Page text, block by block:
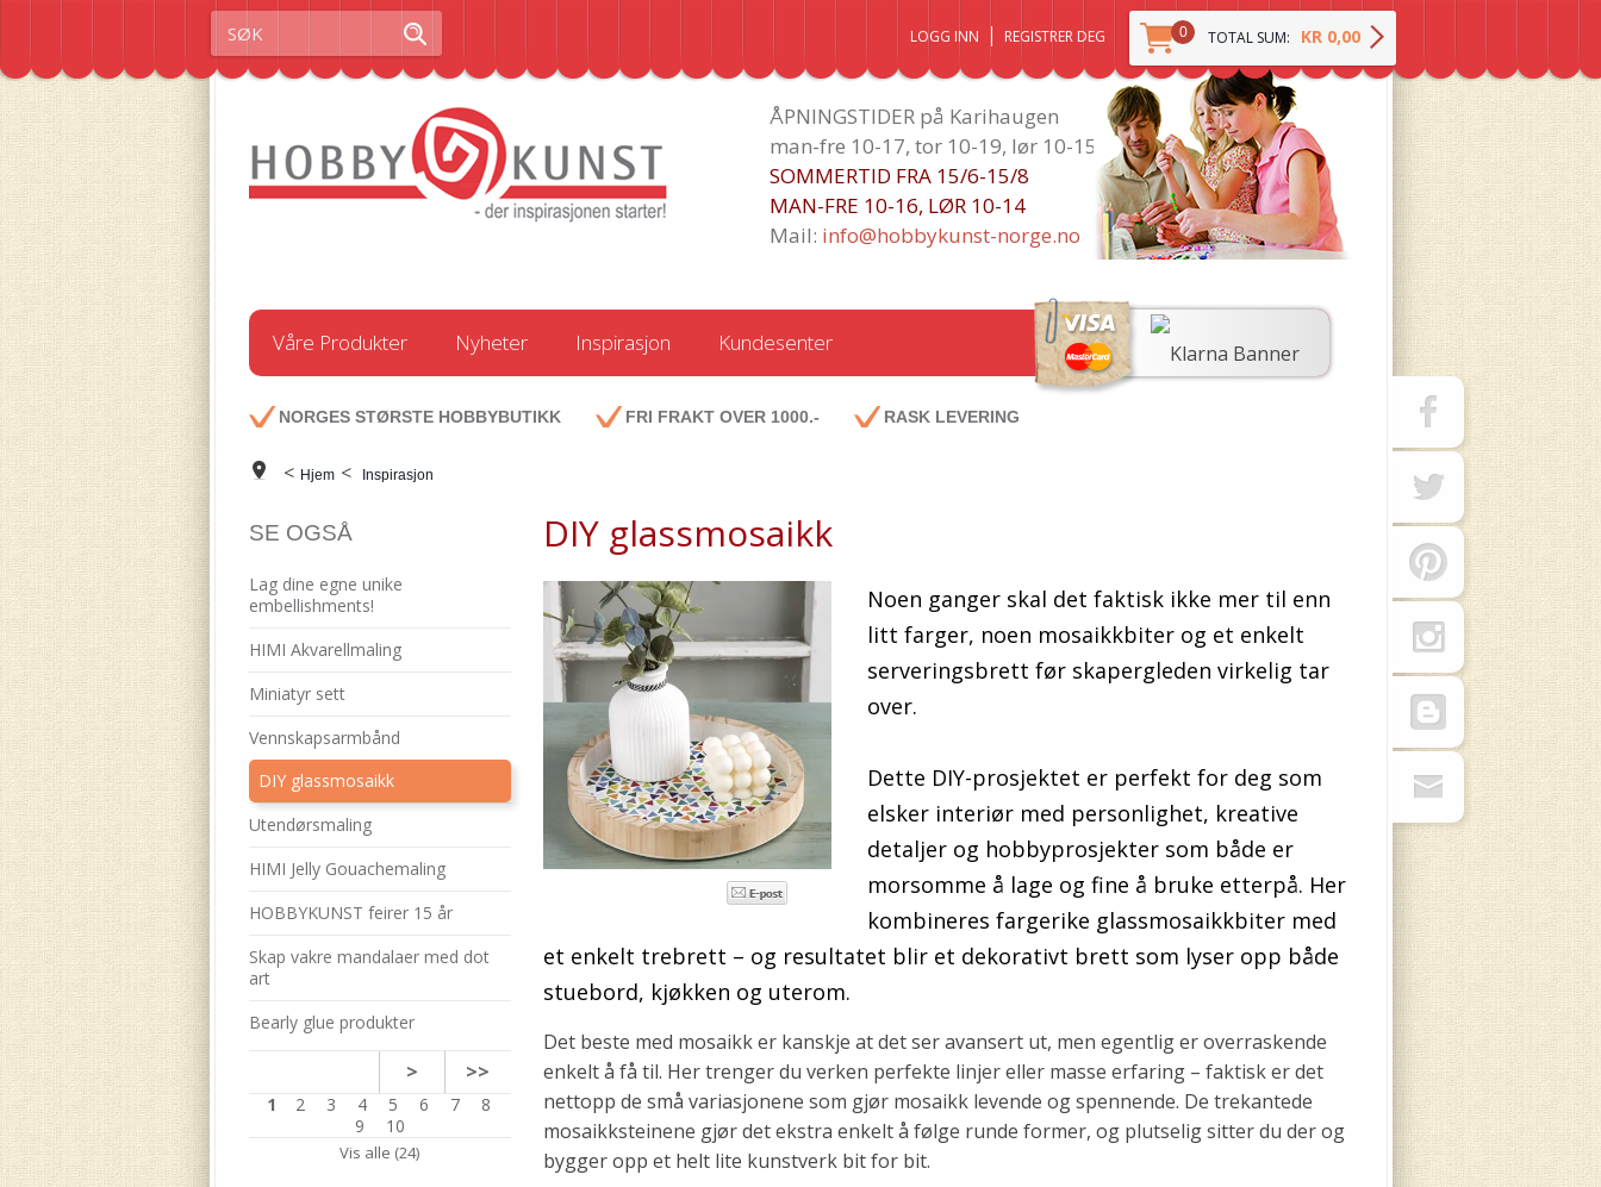
0 TOTAL SUM: KR 0,00
LOGG INN REGISTRER DEG
ÅPNINGSTIDER på Karihaugen
man-fre 10-17, tor 10-19, lør 10-15
SOMMERTID FRA 15/6-15/8
MAN-FRE 10-16, LØR 10-14
Mail: info@hobbykunst-norge.no
Våre Produkter Nyheter Inspirasjon Kundesenter
NORGES STØRSTE HOBBYBUTIKK FRI FRAKT OVER 1000.- RASK LEVERING
< Hjem < Inspirasjon
SE OGSÅ
Lag dine egne unike
embellishments!
HIMI Akvarellmaling
Miniatyr sett
Vennskapsarmbånd
DIY glassmosaikk
Utendørsmaling
HIMI Jelly Gouachemaling
HOBBYKUNST feirer 15 år
Skap vakre mandalaer med dot
art
Bearly glue produkter
> >>
1 2 3 4 5 6 7
8
9
10
Vis alle (24)
DIY glassmosaikk
Noen ganger skal det faktisk ikke mer til enn
litt farger, noen mosaikkbiter og et enkelt
serveringsbrett før skapergleden virkelig tar
over.
Dette DIY-prosjektet er perfekt for deg som
elsker interiør med personlighet, kreative
detaljer og hobbyprosjekter som både er
morsomme å lage og fine å bruke etterpå. Her
kombineres fargerike glassmosaikkbiter med
et enkelt trebrett – og resultatet blir et dekorativt brett som lyser opp både
stuebord, kjøkken og uterom.
Det beste med mosaikk er kanskje at det ser avansert ut, men egentlig er overraskende
enkelt å få til. Her trenger du verken perfekte linjer eller masse erfaring – faktisk er det
nettopp de små variasjonene som gjør mosaikk levende og spennende. De trekantede
mosaikksteinene gjør det ekstra enkelt å følge runde former, og plutselig sitter du der og
bygger opp et helt lite kunstverk bit for bit.